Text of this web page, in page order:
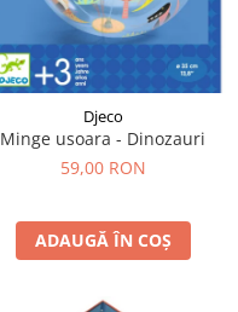
Djeco
Minge usoara - Dinozauri
59,00 RON
ADAUGĂ ÎN COȘ